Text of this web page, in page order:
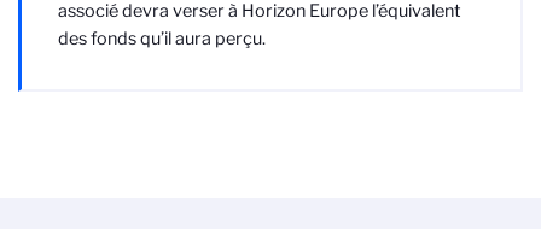
associé devra verser à Horizon Europe l’équivalent
des fonds qu’il aura perçu.